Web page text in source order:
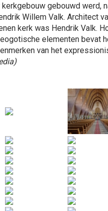
gebouwd werd,
Willem Valk. Architect
kerk was Hendrik Valk.
elementen bevat
van het